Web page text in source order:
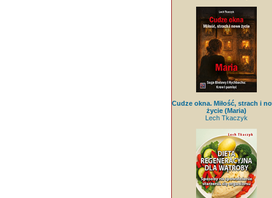
Cudze okna. Miłość, strach i
życie (Maria)
Lech Tkaczyk